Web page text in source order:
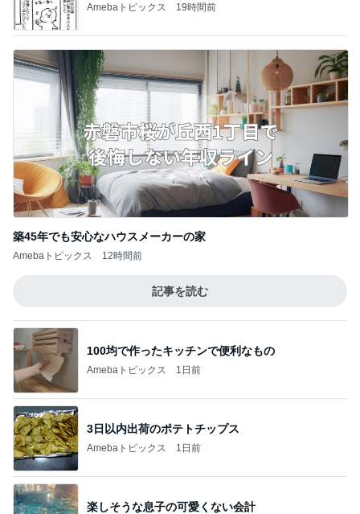
Amebaトピックス 19時間前
築45年でも安心なハウスメーカーの家
Amebaトピックス 12時間前
記事を読む
100均で作ったキッチンで便利なもの
Amebaトピックス 1日前
3日以内出荷のポテトチップス
Amebaトピックス 1日前
楽しそうな息子の可愛くない会計